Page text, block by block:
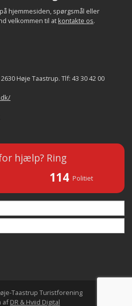
hjemmesiden, spørgsmål eller
velkommen til at kontakte os.
Høje Taastrup. Tlf: 43 30 42 00
hjælp? Ring
114 Politiet
Taastrup Turistforening
afDR & Hviid Digital